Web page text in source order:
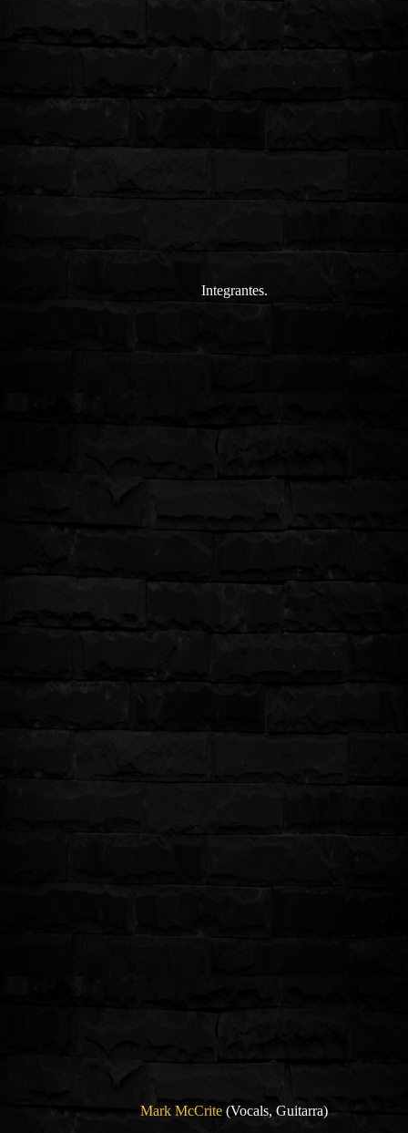
Integrantes.
Mark McCrite (Vocals, Guitarra)